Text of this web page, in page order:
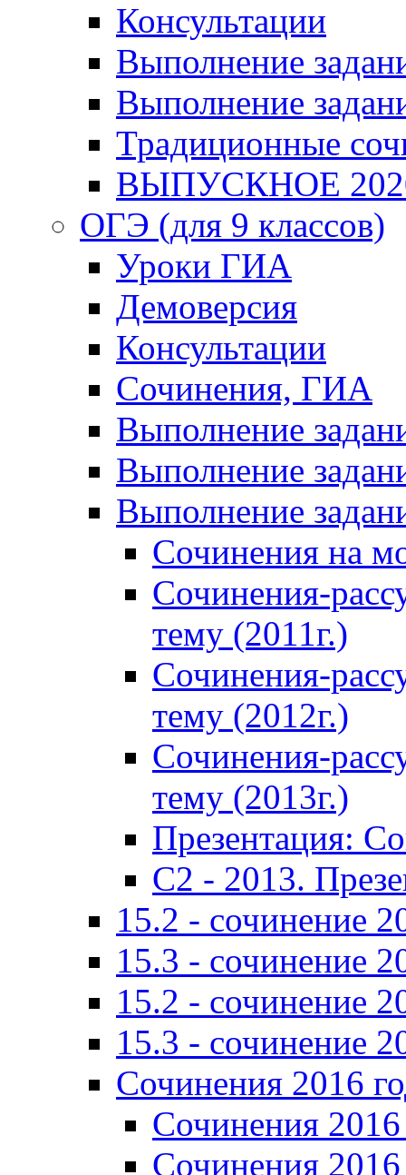
Консультации
Выполнение
Выполнение
Традиционные
ВЫПУСКНОЕ
ОГЭ (для 9 классов)
Уроки ГИА
Демоверсия
Консультации
Сочинения, ГИА
Выполнение
Выполнение
Выполнение
Сочинения на
Сочинения-
тему (2011г.)
Сочинения-
тему (2012г.)
Сочинения-
тему (2013г.)
Презентация:
C2 - 2013.
15.2 - сочинение
15.3 - сочинение
15.2 - сочинение
15.3 - сочинение
Сочинения 2016
Сочинения
Сочинения